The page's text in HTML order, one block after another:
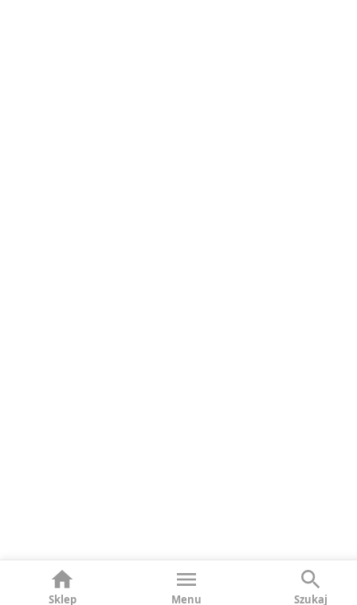
Sklep Menu Szukaj